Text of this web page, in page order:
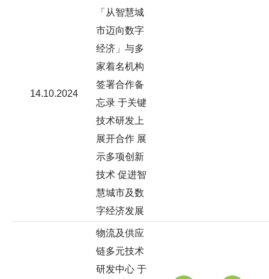
14.10.2024
「从智慧城
市迈向数字
经济」与多
家着名机构
签署合作备
忘录 于关键
技术研发上
展开合作 展
示多项创新
技术 促进智
慧城市及数
字经济发展
物流及供应
链多元技术
研发中心 于